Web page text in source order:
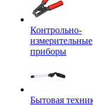
Контрольно-
измерительные
приборы
Бытовая